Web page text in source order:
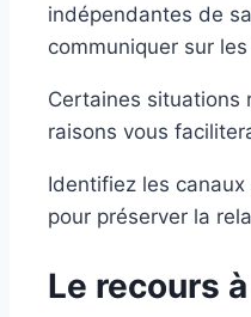
indépendantes de
communiquer sur
Certaines situations
raisons vous
Identifiez les
pour préserver la
Le recours